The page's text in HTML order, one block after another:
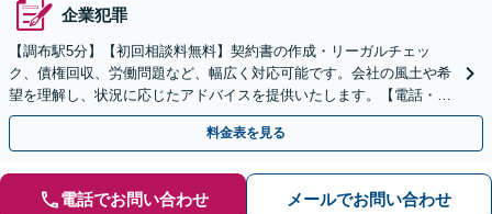
企業犯罪
【調布駅5分】【初回相談料無料】契約書の作成・リーガルチェッ
ク、債権回収、労働問題など、幅広く対応可能です。会社の風土や希
望を理解し、状況に応じたアドバイスを提供いたします。【電話・メ
ール相談可】
料金表を見る
電話でお問い合わせ メールでお問い合わせ